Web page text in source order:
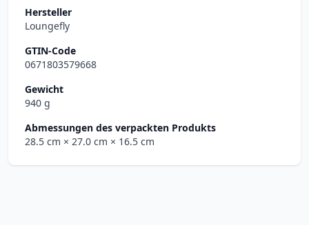
Hersteller
Loungefly
GTIN-Code
0671803579668
Gewicht
940 g
Abmessungen des verpackten Produkts
28.5 cm × 27.0 cm × 16.5 cm